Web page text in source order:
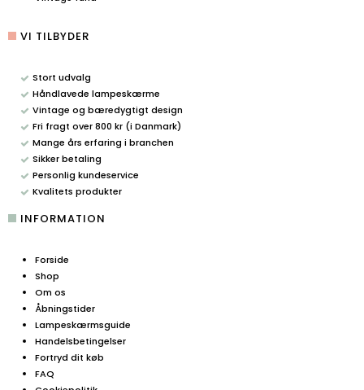
VI TILBYDER
Stort udvalg
Håndlavede lampeskærme
Vintage og bæredygtigt design
Fri fragt over 800 kr (i Danmark)
Mange års erfaring i branchen
Sikker betaling
Personlig kundeservice
Kvalitets produkter
INFORMATION
Forside
Shop
Om os
Åbningstider
Lampeskærmsguide
Handelsbetingelser
Fortryd dit køb
FAQ